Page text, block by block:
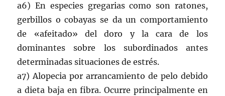
a6) En especies gregarias como son ratones,
gerbillos o cobayas se da un comportamiento
de «afeitado» del doro y la cara de los
dominantes sobre los subordinados antes
determinadas situaciones de estrés.
a7) Alopecia por arrancamiento de pelo debido
a dieta baja en fibra. Ocurre principalmente en